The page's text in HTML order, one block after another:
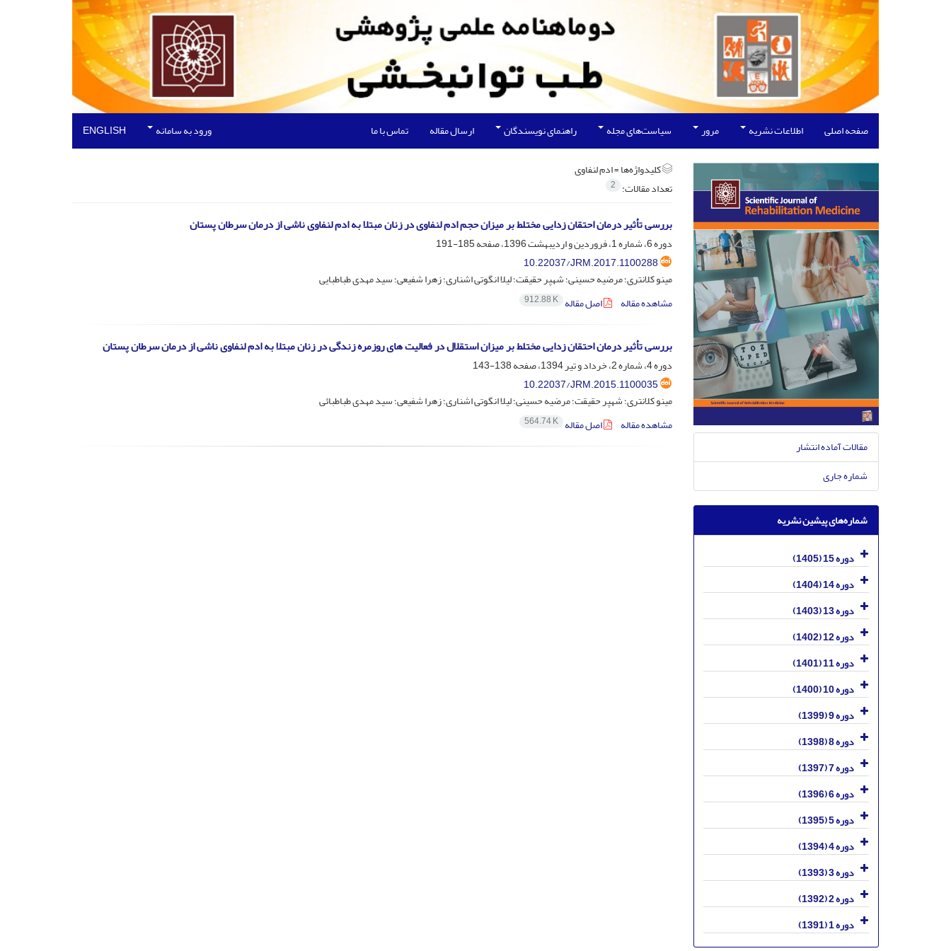
صفحه اصلی اطلاعات نشریه مرور سیاست‌های مجله راهنمای نویسندگان ارسال مقاله تماس با ما ورود به سامانه ENGLISH
کلیدواژه‌ها =ادم لنفاوی
تعداد مقالات: 2
بررسی تأثیر درمان احتقان زدایی مختلط بر میزان حجم ادم لنفاوی در زنان مبتلا به ادم لنفاوی ناشی از درمان سرطان پستان
دوره 6، شماره 1، فروردین و اردیبهشت 1396، صفحه
185-191
10.22037/JRM.2017.1100288
مینو کلانتری؛ مرضیه حسینی؛ شهپر حقیقت؛ لیلا انگوتی اشناری؛ زهرا شفیعی؛ سید مهدی طباطبایی
مشاهده مقاله
اصل مقاله 912.88 K
بررسی تأثیر درمان احتقان زدایی مختلط بر میزان استقلال در فعالیت های روزمره زندگی در زنان مبتلا به ادم لنفاوی ناشی از درمان سرطان پستان
دوره 4، شماره 2، خرداد و تیر 1394، صفحه
138-143
10.22037/JRM.2015.1100035
مینو کلانتری؛ شهپر حقیقت؛ مرضیه حسینی؛ لیلا انگوتی اشناری؛ زهرا شفیعی؛ سید مهدی طباطبائی
مشاهده مقاله
اصل مقاله 564.74 K
مقالات آماده انتشار
شماره جاری
شماره‌های پیشین نشریه
دوره 15 (1405)
دوره 14 (1404)
دوره 13 (1403)
دوره 12 (1402)
دوره 11 (1401)
دوره 10 (1400)
دوره 9 (1399)
دوره 8 (1398)
دوره 7 (1397)
دوره 6 (1396)
دوره 5 (1395)
دوره 4 (1394)
دوره 3 (1393)
دوره 2 (1392)
دوره 1 (1391)